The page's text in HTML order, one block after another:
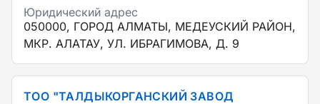
Юридический адрес
050000, ГОРОД АЛМАТЫ, МЕДЕУСКИЙ РАЙОН,
МКР. АЛАТАУ, УЛ. ИБРАГИМОВА, Д. 9
ТОО "ТАЛДЫКОРГАНСКИЙ ЗАВОД